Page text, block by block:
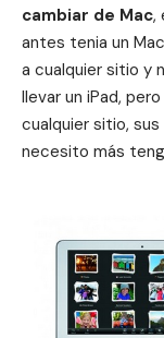
cambiar de Mac,
antes tenia un
a cualquier sitio y
llevar un iPad,
cualquier sitio,
necesito más